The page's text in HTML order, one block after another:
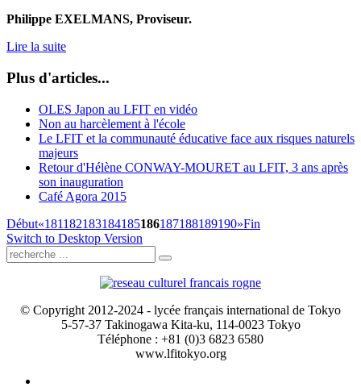
Philippe EXELMANS, Proviseur.
Lire la suite
Plus d'articles...
OLES Japon au LFIT en vidéo
Non au harcèlement à l'école
Le LFIT et la communauté éducative face aux risques naturels
majeurs
Retour d'Hélène CONWAY-MOURET au LFIT, 3 ans après
son inauguration
Café Agora 2015
Début«181182183184185186187188189190»Fin
Switch to Desktop Version
© Copyright 2012-2024 - lycée français international de Tokyo
5-57-37 Takinogawa Kita-ku, 114-0023 Tokyo
Téléphone : +81 (0)3 6823 6580
www.lfitokyo.org